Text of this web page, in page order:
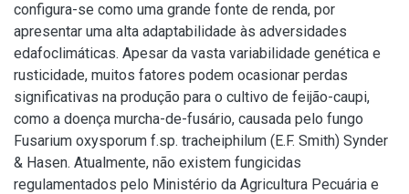
configura-se como uma grande fonte de renda, por
apresentar uma alta adaptabilidade às adversidades
edafoclimáticas. Apesar da vasta variabilidade genética e
rusticidade, muitos fatores podem ocasionar perdas
significativas na produção para o cultivo de feijão-caupi,
como a doença murcha-de-fusário, causada pelo fungo
Fusarium oxysporum f.sp. tracheiphilum (E.F. Smith) Synder
& Hasen. Atualmente, não existem fungicidas
regulamentados pelo Ministério da Agricultura Pecuária e